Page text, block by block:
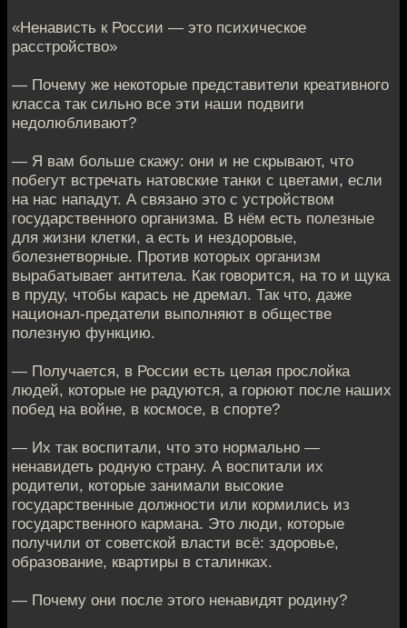
«Ненависть к России — это психическое
расстройство»
— Почему же некоторые представители креативного
класса так сильно все эти наши подвиги
недолюбливают?
— Я вам больше скажу: они и не скрывают, что
побегут встречать натовские танки с цветами, если
на нас нападут. А связано это с устройством
государственного организма. В нём есть полезные
для жизни клетки, а есть и нездоровые,
болезнетворные. Против которых организм
вырабатывает антитела. Как говорится, на то и щука
в пруду, чтобы карась не дремал. Так что, даже
национал-предатели выполняют в обществе
полезную функцию.
— Получается, в России есть целая прослойка
людей, которые не радуются, а горюют после наших
побед на войне, в космосе, в спорте?
— Их так воспитали, что это нормально —
ненавидеть родную страну. А воспитали их
родители, которые занимали высокие
государственные должности или кормились из
государственного кармана. Это люди, которые
получили от советской власти всё: здоровье,
образование, квартиры в сталинках.
— Почему они после этого ненавидят родину?